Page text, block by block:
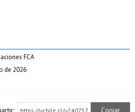
FCA
de 2026
https://uchile.cl/u240757 Copiar